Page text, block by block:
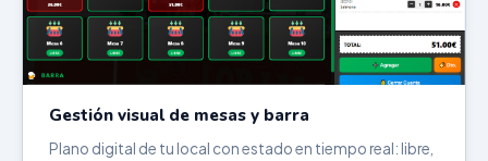
Gestión visual de mesas y barra
Plano digital de tu local con estado en tiempo real: libre,